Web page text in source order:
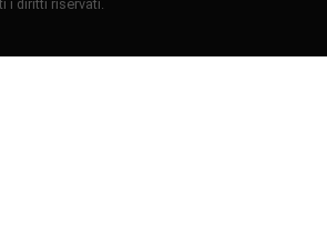
i diritti riservati.